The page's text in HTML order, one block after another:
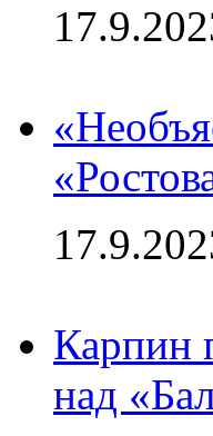
Карпин
над